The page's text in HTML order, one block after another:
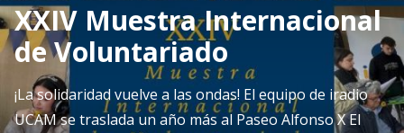
XXIV Muestra Internacional
de Voluntariado
¡La solidaridad vuelve a las ondas! El equipo de iradio
UCAM se traslada un año más al Paseo Alfonso X El